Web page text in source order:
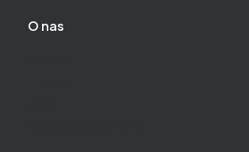
Linki w stopce
O nas